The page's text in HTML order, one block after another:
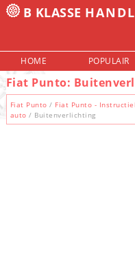
B KLASSE
HOME POPULAIR
Fiat Punto:
Fiat Punto / Fiat Punto -
auto / Buitenverlichting